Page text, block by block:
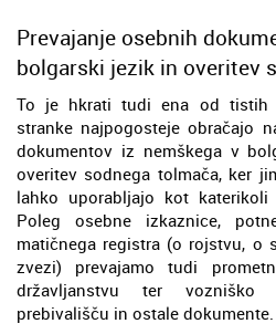
Prevajanje osebnih
bolgarski jezik in overitev
To je hkrati tudi ena od tistih
stranke najpogosteje obračajo
dokumentov iz nemškega v
overitev sodnega tolmača, ker
lahko uporabljajo kot katerikoli
Poleg osebne izkaznice,
matičnega registra (o rojstvu, o
zvezi) prevajamo tudi
državljanstvu ter
prebivališču in ostale dokumente.